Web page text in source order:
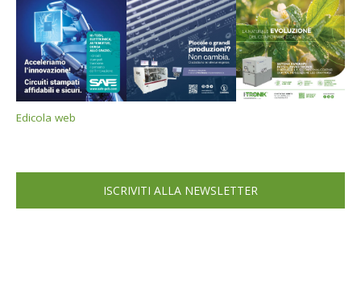
Edicola web
ISCRIVITI ALLA NEWSLETTER